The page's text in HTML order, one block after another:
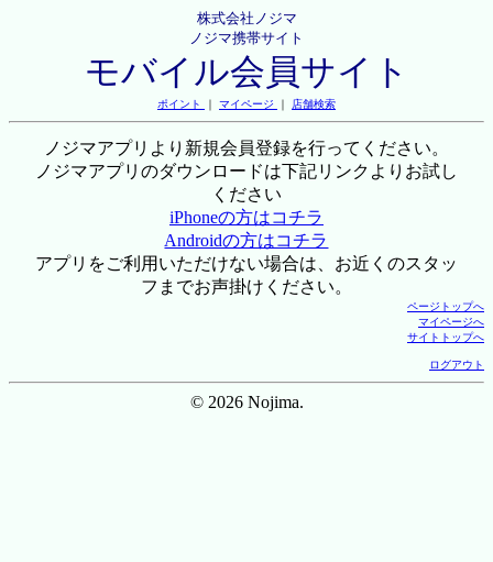
株式会社ノジマ
ノジマ携帯サイト
モバイル会員サイト
ポイント ｜ マイページ ｜ 店舗検索
ノジマアプリより新規会員登録を行ってください。
ノジマアプリのダウンロードは下記リンクよりお試し
ください
iPhoneの方はコチラ
Androidの方はコチラ
アプリをご利用いただけない場合は、お近くのスタッ
フまでお声掛けください。
ページトップへ
マイページへ
サイトトップへ
ログアウト
© 2026 Nojima.